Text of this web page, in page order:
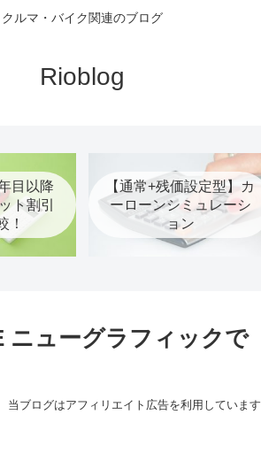
クルマ・バイク関連のブログ
Rioblog
目以降
ト割引
！
【通常+残価設定型】カ
ーローンシミュレーシ
ョン
ニューグラフィックで
当ブログはアフィリエイト広告を利用しています